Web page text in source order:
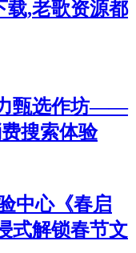
载,老歌资源都
甄选作坊——
搜索体验
中心《春启
式解锁春节文